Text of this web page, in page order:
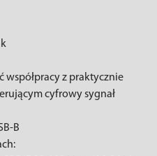
współpracy z praktycznie
cyfrowy sygnał
B